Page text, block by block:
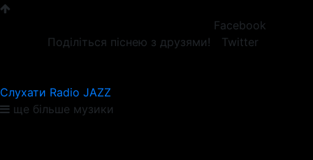
Поділіться піснею з друзями!
Facebook
Twitter
Слухати Radio JAZZ
ще більше музики